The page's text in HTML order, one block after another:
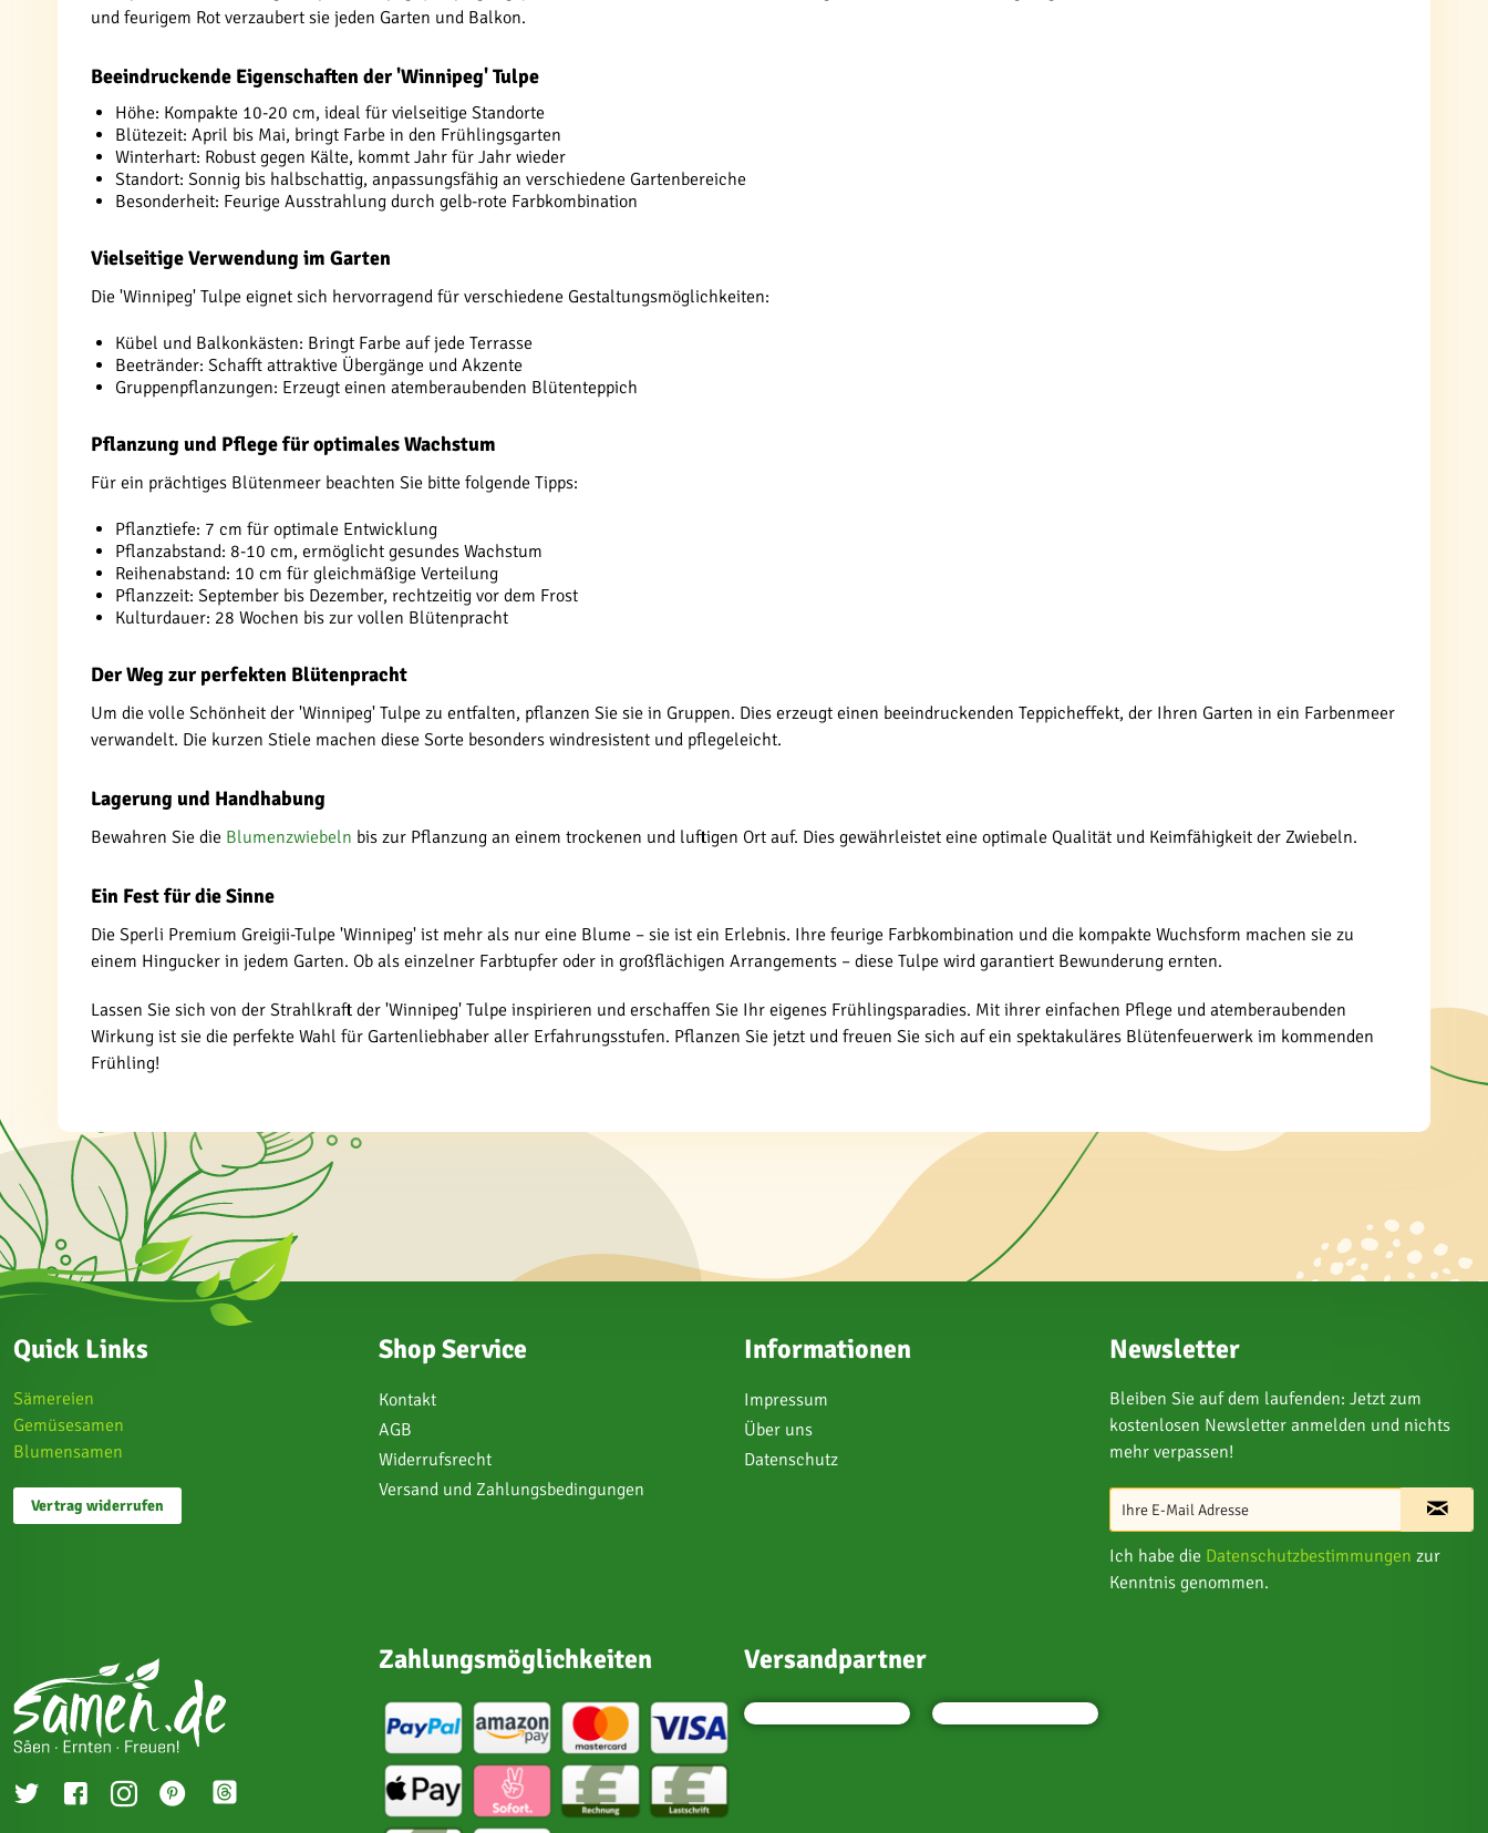
und feurigem Rot verzaubert sie jeden Garten und Balkon.
Beeindruckende Eigenschaften der 'Winnipeg' Tulpe
Höhe: Kompakte 10-20 cm, ideal für vielseitige Standorte
Blütezeit: April bis Mai, bringt Farbe in den Frühlingsgarten
Winterhart: Robust gegen Kälte, kommt Jahr für Jahr wieder
Standort: Sonnig bis halbschattig, anpassungsfähig an verschiedene Gartenbereiche
Besonderheit: Feurige Ausstrahlung durch gelb-rote Farbkombination
Vielseitige Verwendung im Garten
Die 'Winnipeg' Tulpe eignet sich hervorragend für verschiedene Gestaltungsmöglichkeiten:
Kübel und Balkonkästen: Bringt Farbe auf jede Terrasse
Beetränder: Schafft attraktive Übergänge und Akzente
Gruppenpflanzungen: Erzeugt einen atemberaubenden Blütenteppich
Pflanzung und Pflege für optimales Wachstum
Für ein prächtiges Blütenmeer beachten Sie bitte folgende Tipps:
Pflanztiefe: 7 cm für optimale Entwicklung
Pflanzabstand: 8-10 cm, ermöglicht gesundes Wachstum
Reihenabstand: 10 cm für gleichmäßige Verteilung
Pflanzzeit: September bis Dezember, rechtzeitig vor dem Frost
Kulturdauer: 28 Wochen bis zur vollen Blütenpracht
Der Weg zur perfekten Blütenpracht
Um die volle Schönheit der 'Winnipeg' Tulpe zu entfalten, pflanzen Sie sie in Gruppen. Dies erzeugt einen beeindruckenden Teppicheffekt, der Ihren Garten in ein Farbenmeer
verwandelt. Die kurzen Stiele machen diese Sorte besonders windresistent und pflegeleicht.
Lagerung und Handhabung
Bewahren Sie die Blumenzwiebeln bis zur Pflanzung an einem trockenen und luftigen Ort auf. Dies gewährleistet eine optimale Qualität und Keimfähigkeit der Zwiebeln.
Ein Fest für die Sinne
Die Sperli Premium Greigii-Tulpe 'Winnipeg' ist mehr als nur eine Blume – sie ist ein Erlebnis. Ihre feurige Farbkombination und die kompakte Wuchsform machen sie zu
einem Hingucker in jedem Garten. Ob als einzelner Farbtupfer oder in großflächigen Arrangements – diese Tulpe wird garantiert Bewunderung ernten.
Lassen Sie sich von der Strahlkraft der 'Winnipeg' Tulpe inspirieren und erschaffen Sie Ihr eigenes Frühlingsparadies. Mit ihrer einfachen Pflege und atemberaubenden
Wirkung ist sie die perfekte Wahl für Gartenliebhaber aller Erfahrungsstufen. Pflanzen Sie jetzt und freuen Sie sich auf ein spektakuläres Blütenfeuerwerk im kommenden
Frühling!
Quick Links
Sämereien
Gemüsesamen
Blumensamen
Vertrag widerrufen
Shop Service
Kontakt
AGB
Widerrufsrecht
Versand und Zahlungsbedingungen
Informationen
Impressum
Über uns
Datenschutz
Newsletter
Bleiben Sie auf dem laufenden: Jetzt zum
kostenlosen Newsletter anmelden und nichts
mehr verpassen!
Ich habe die Datenschutzbestimmungen zur
Kenntnis genommen.
Zahlungsmöglichkeiten Versandpartner